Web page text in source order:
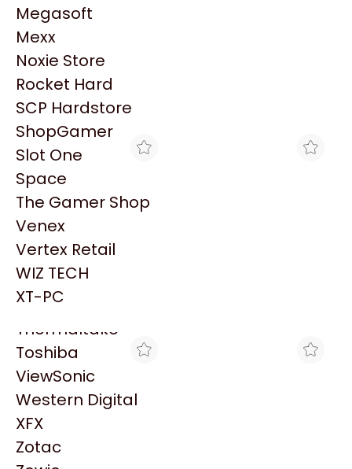
NZXT
PNY
Palit
Philips
PowerColor
Razer
Redragon
Samsung
Sandisk
Sapphire
Seagate
Sentey
Solarmax
Thermaltake
Toshiba
ViewSonic
Western Digital
XFX
Zotac
Megasoft
Mexx
Noxie Store
Rocket Hard
SCP Hardstore
ShopGamer
Slot One
Space
The Gamer Shop
Venex
Vertex Retail
WIZ TECH
XT-PC
Productos
Similares
Explorá más productos similares
MAX TECNO
LEXMARK 100 MAGENTA
$19.161